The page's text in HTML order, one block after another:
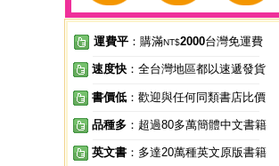
運費平 ：購滿NT$2000台灣免運費
速度快 ：全台灣地區都以速遞發貨
書價低 ：歡迎與任何同類書店比價
品種多 ：超過80多萬簡體中文書籍
英文書 ：多達20萬種英文原版書籍